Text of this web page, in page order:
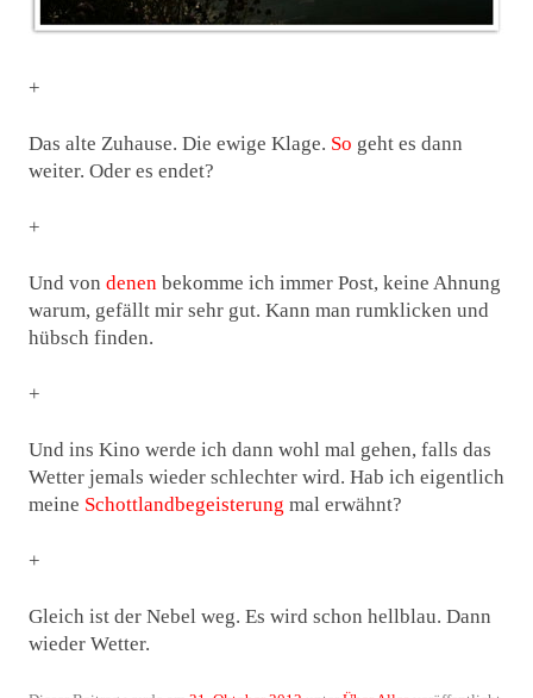
+
Das alte Zuhause. Die ewige Klage. So geht es dann
weiter. Oder es endet?
+
Und von denen bekomme ich immer Post, keine Ahnung
warum, gefällt mir sehr gut. Kann man rumklicken und
hübsch finden.
+
Und ins Kino werde ich dann wohl mal gehen, falls das
Wetter jemals wieder schlechter wird. Hab ich eigentlich
meine Schottlandbegeisterung mal erwähnt?
+
Gleich ist der Nebel weg. Es wird schon hellblau. Dann
wieder Wetter.